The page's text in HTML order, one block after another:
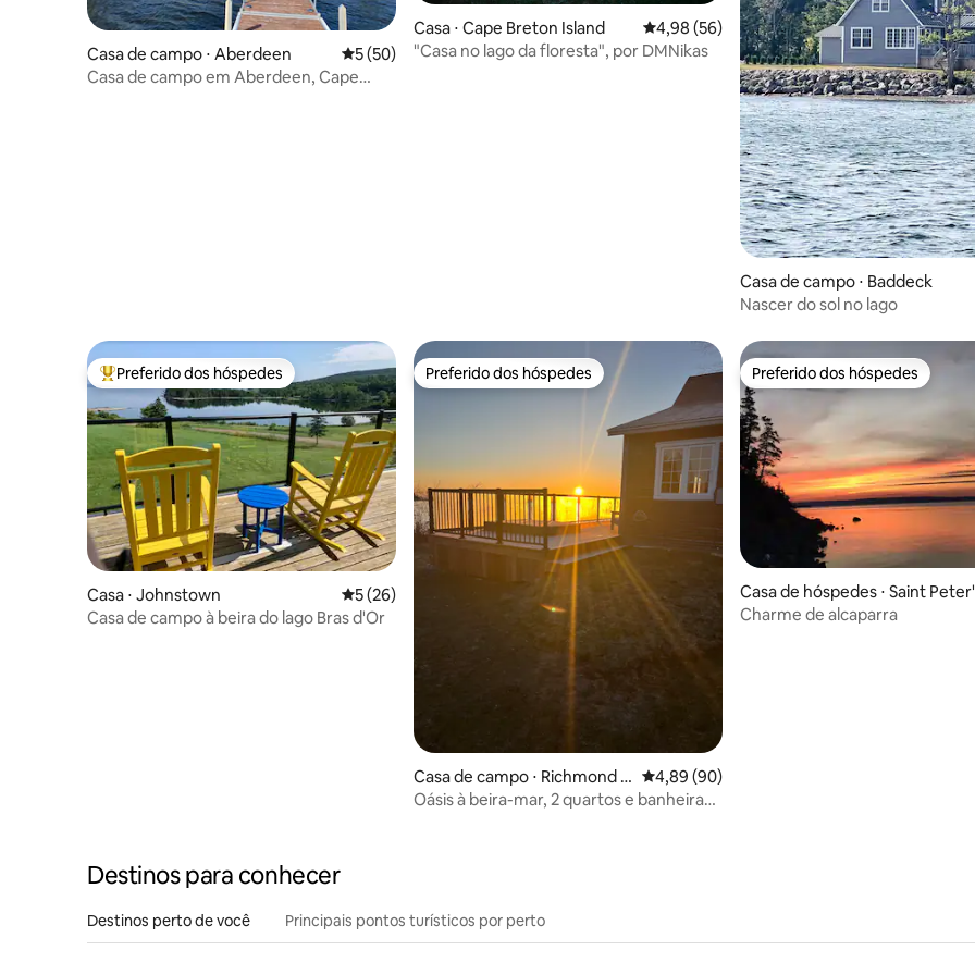
Casa de campo ⋅ Aberdeen 5 de uma avaliação média de 5, 50 avaliações
5 (50)
Casa de campo em Aberdeen, Cape
Casa ⋅ Cape Breton Island 4,98 de uma avaliação média de 5, 56
4,98 (56)
"Casa no lago da floresta", por DMNikas
Casa de campo ⋅ Baddeck
Nascer do sol no lago
Entre os melhores preferidos dos hóspedes
Preferido dos hóspedes
Casa ⋅ Johnstown 5 de uma avaliação média de 5, 26 avaliações
5 (26)
Casa de campo à beira do lago Bras d'Or
Preferido dos hóspedes
Preferido dos hóspedes
Casa de campo ⋅ Richmond C
ounty
4,89 de uma avaliação média de 5, 90
4,89 (90)
Oásis à beira-mar, 2 quartos e banheira
Preferido dos hóspedes
Preferido dos hóspedes
Casa de hóspedes ⋅ Saint
Charme de alcaparra
Destinos para conhecer
Destinos perto de você Principais pontos turísticos por perto